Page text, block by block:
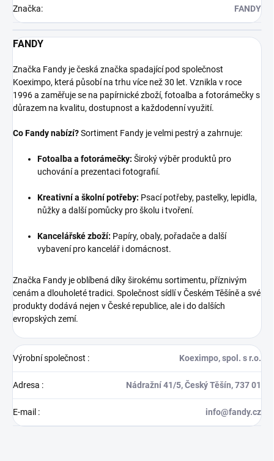
Značka: FANDY
FANDY
Značka Fandy je česká značka spadající pod společnost
Koeximpo, která působí na trhu více než 30 let. Vznikla v roce
1996 a zaměřuje se na papírnické zboží, fotoalba a fotorámečky s
důrazem na kvalitu, dostupnost a každodenní využití.
Co Fandy nabízí?Sortiment Fandy je velmi pestrý a zahrnuje:
Fotoalba a fotorámečky: Široký výběr produktů pro
uchování a prezentaci fotografií.
Kreativní a školní potřeby: Psací potřeby, pastelky, lepidla,
nůžky a další pomůcky pro školu i tvoření.
Kancelářské zboží: Papíry, obaly, pořadače a další
vybavení pro kancelář i domácnost.
Značka Fandy je oblíbená díky širokému sortimentu, příznivým
cenám a dlouholeté tradici. Společnost sídlí v Českém Těšíně a své
produkty dodává nejen v České republice, ale i do dalších
evropských zemí.
Výrobní společnost : Koeximpo, spol. s r.o.
Adresa : Nádražní 41/5, Český Těšín, 737 01
E-mail : info@fandy.cz